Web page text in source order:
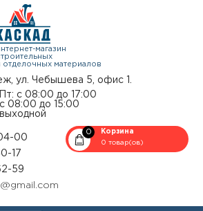
магазин
отделочных материалов
ул. Чебышева 5, офис 1.
с 08:00 до 17:00
08:00 до 15:00
00
17
59
0
Корзина
0 товар(ов)